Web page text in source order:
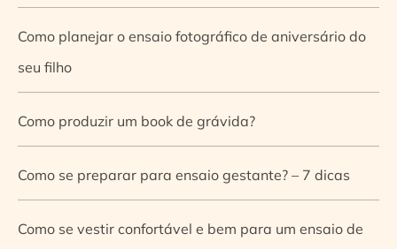
Como planejar o ensaio fotográfico de aniversário do
seu filho
Como produzir um book de grávida?
Como se preparar para ensaio gestante? – 7 dicas
Como se vestir confortável e bem para um ensaio de